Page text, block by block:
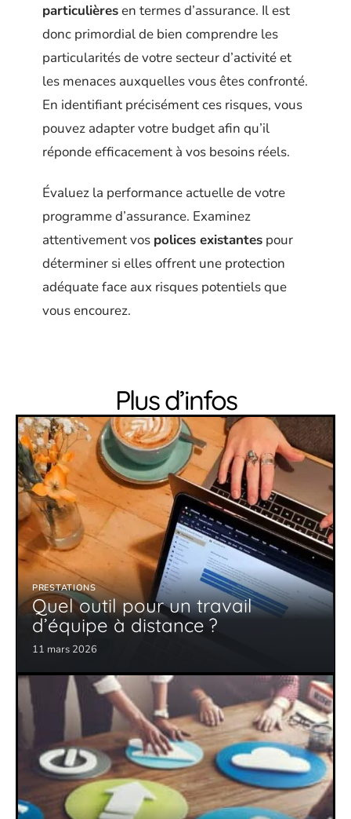
particulièresen termes d’assurance. Il est
donc primordial de bien comprendre les
particularités de votre secteur d’activité et
les menaces auxquelles vous êtes confronté.
En identifiant précisément ces risques, vous
pouvez adapter votre budget afin qu’il
réponde efficacement à vos besoins réels.
Évaluez la performance actuelle de votre
programme d’assurance. Examinez
attentivement vos polices existantes pour
déterminer si elles offrent une protection
adéquate face aux risques potentiels que
vous encourez.
Plus d’infos
PRESTATIONS
Quel outil pour un travail
d’équipe à distance ?
11 mars 2026